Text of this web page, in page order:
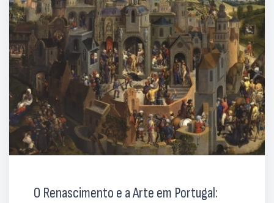
O Renascimento e a Arte em Portugal: